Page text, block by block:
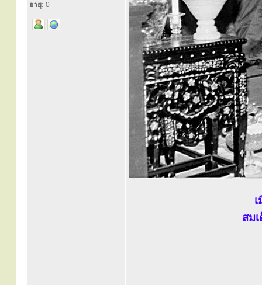
อายุ: 0
สม